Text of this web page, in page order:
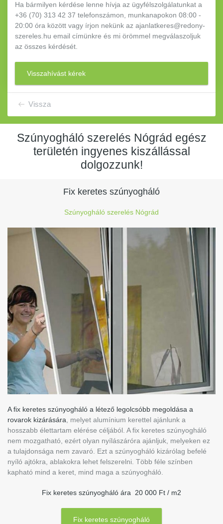
Vissza
Ha bármilyen kérdése lenne hívja az ügyfélszolgálatunkat a
+36 (70) 313 42 37 telefonszámon, munkanapokon 08:00 -
20:00 óra között vagy írjon nekünk az ajanlatkeres@redony-
szereles.hu email címünkre és mi örömmel megválaszoljuk
az összes kérdését.
Visszahívást kérek
Szúnyogháló szerelés Nógrád egész
területén ingyenes kiszállással
dolgozzunk!
Fix keretes szúnyogháló
Szúnyogháló szerelés Nógrád
A fix keretes szúnyogháló a létező legolcsóbb megoldása a
rovarok kizárására, melyet alumínium kerettel ajánlunk a
hosszabb élettartam elérése céljából. A fix keretes szúnyogháló
nem mozgatható, ezért olyan nyílászáróra ajánljuk, melyeken ez
a tulajdonsága nem zavaró. Ezt a szúnyogháló kizárólag befelé
nyíló ajtókra, ablakokra lehet felszerelni. Több féle színben
kapható mind a keret, mind maga a szúnyogháló.
Fix keretes szúnyogháló ára 20 000 Ft / m2
Fix keretes szúnyogháló